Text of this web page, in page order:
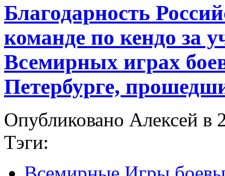
Благодарность
команде по кендо за
Всемирных играх
Петербурге,
Опубликовано Алексей в
Тэги: